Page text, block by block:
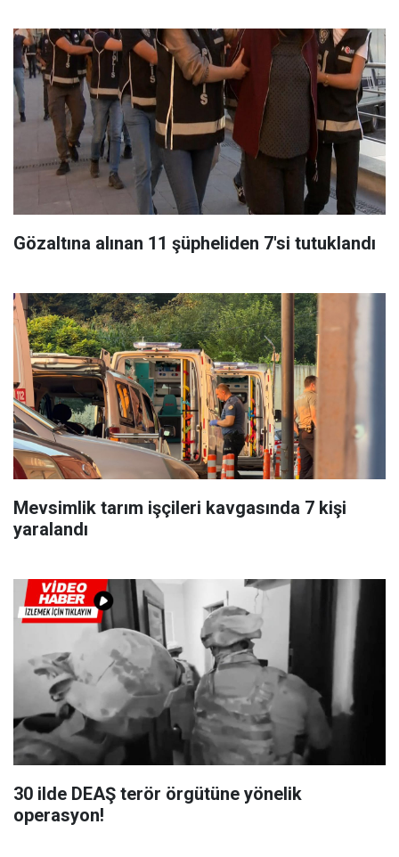
Gözaltına alınan 11 şüpheliden 7'si tutuklandı
Mevsimlik tarım işçileri kavgasında 7 kişi
yaralandı
30 ilde DEAŞ terör örgütüne yönelik
operasyon!